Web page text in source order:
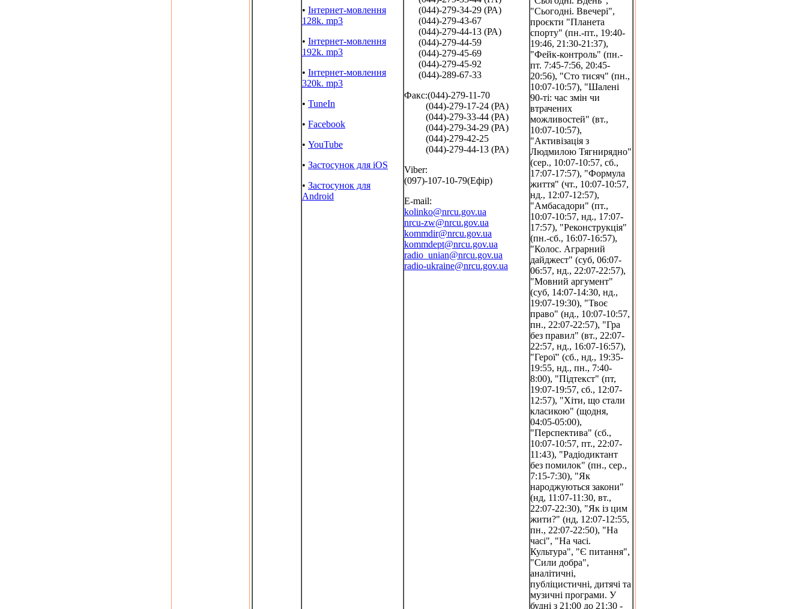
• Інтернет-мовлення
128k. mp3
• Інтернет-мовлення
192k. mp3
• Інтернет-мовлення
320k. mp3
• TuneIn
• Facebook
• YouTube
• Застосунок для iOS
• Застосунок для
Android
(044)-279-34-29 (РА)
(044)-279-43-67
(044)-279-44-13 (РА)
(044)-279-44-59
(044)-279-45-69
(044)-279-45-92
(044)-289-67-33
Факс:(044)-279-11-70
(044)-279-17-24 (РА)
(044)-279-33-44 (РА)
(044)-279-34-29 (РА)
(044)-279-42-25
(044)-279-44-13 (РА)
Viber:
(097)-107-10-79(Ефір)
E-mail:
kolinko@nrcu.gov.ua
nrcu-zw@nrcu.gov.ua
kommdir@nrcu.gov.ua
kommdept@nrcu.gov.ua
radio_unian@nrcu.gov.ua
radio-ukraine@nrcu.gov.ua
"Сьогодні. Ввечері",
проєкти "Планета
спорту" (пн.-пт., 19:40-
19:46, 21:30-21:37),
"Фейк-контроль" (пн.-
пт. 7:45-7:56, 20:45-
20:56), "Сто тисяч" (пн.,
10:07-10:57), "Шалені
90-ті: час змін чи
втрачених
можливостей" (вт.,
10:07-10:57),
"Активізація з
Людмилою Тягнирядно"
(сер., 10:07-10:57, сб.,
17:07-17:57), "Формула
життя" (чт., 10:07-10:57,
нд., 12:07-12:57),
"Амбасадори" (пт.,
10:07-10:57, нд., 17:07-
17:57), "Реконструкція"
(пн.-сб., 16:07-16:57),
"Колос. Аграрний
дайджест" (суб, 06:07-
06:57, нд., 22:07-22:57),
"Мовний аргумент"
(суб, 14:07-14:30, нд.,
19:07-19:30), "Твоє
право" (нд., 10:07-10:57,
пн., 22:07-22:57), "Гра
без правил" (вт., 22:07-
22:57, нд., 16:07-16:57),
"Герої" (сб., нд., 19:35-
19:55, нд., пн., 7:40-
8:00), "Підтекст" (пт,
19:07-19:57, сб., 12:07-
12:57), "Хіти, що стали
класикою" (щодня,
04:05-05:00),
"Перспектива" (сб.,
10:07-10:57, пт., 22:07-
11:43), "Радіодиктант
без помилок" (пн., сер.,
7:15-7:30), "Як
народжуються закони"
(нд, 11:07-11:30, вт.,
22:07-22:30), "Як із цим
жити?" (нд, 12:07-12:55,
пн., 22:07-22:50), "На
часі", "На часі.
Культура", "Є питання",
"Сили добра",
аналітичні,
публіцистичні, дитячі та
музичні програми. У
будні з 21:00 до 21:30 -